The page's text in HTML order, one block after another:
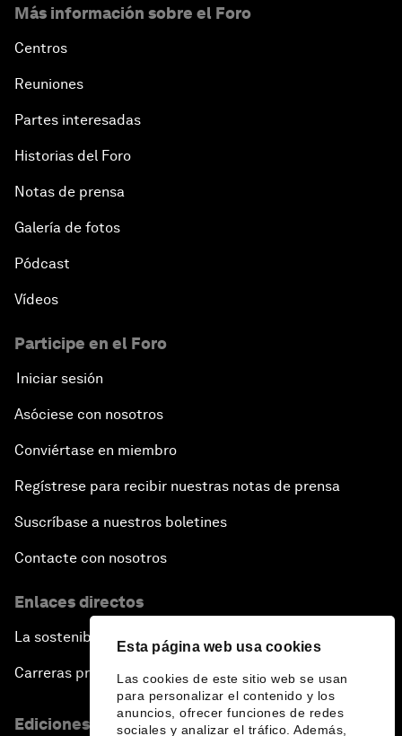
Esta página web usa cookies
Las cookies de este sitio web se usan
para personalizar el contenido y los
anuncios, ofrecer funciones de redes
sociales y analizar el tráfico. Además,
Más información sobre el Foro
Centros
Reuniones
Partes interesadas
Historias del Foro
Notas de prensa
Galería de fotos
Pódcast
Vídeos
Participe en el Foro
Iniciar sesión
Asóciese con nosotros
Conviértase en miembro
Regístrese para recibir nuestras notas de prensa
Suscríbase a nuestros boletines
Contacte con nosotros
Enlaces directos
La sostenibilidad en el Foro
Carreras profesionales
Ediciones en otros idiomas